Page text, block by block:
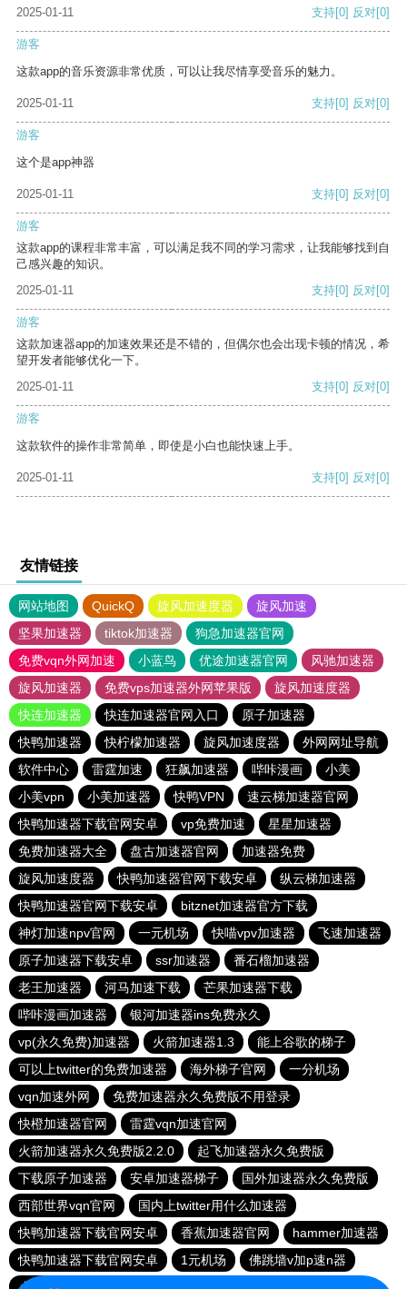
2025-01-11
支持[0] 反对[0]
游客
这款app的音乐资源非常优质，可以让我尽情享受音乐的魅力。
2025-01-11 支持[0] 反对[0]
游客
这个是app神器
2025-01-11 支持[0] 反对[0]
游客
这款app的课程非常丰富，可以满足我不同的学习需求，让我能够找到自
己感兴趣的知识。
2025-01-11
支持[0] 反对[0]
游客
这款加速器app的加速效果还是不错的，但偶尔也会出现卡顿的情况，希
望开发者能够优化一下。
2025-01-11
支持[0] 反对[0]
游客
这款软件的操作非常简单，即使是小白也能快速上手。
2025-01-11 支持[0] 反对[0]
友情链接
网站地图 QuickQ 旋风加速度器
旋风加速
坚果加速器
tiktok加速器
狗急加速器官网
免费vqn外网加速
小蓝鸟 优途加速器官网
风驰加速器
旋风加速器
免费vps加速器外网苹果版
旋风加速度器
快连加速器
快连加速器官网入口
原子加速器
快鸭加速器
快柠檬加速器 旋风加速度器
外网网址导航
软件中心
雷霆加速 狂飙加速器 哔咔漫画
小美
小美vpn
小美加速器 快鸭VPN
速云梯加速器官网
快鸭加速器下载官网安卓
vp免费加速
星星加速器
免费加速器大全
盘古加速器官网
加速器免费
旋风加速度器
快鸭加速器官网下载安卓
纵云梯加速器
快鸭加速器官网下载安卓
bitznet加速器官方下载
神灯加速npv官网
一元机场 快喵vpv加速器
飞速加速器
原子加速器下载安卓
ssr加速器
番石榴加速器
老王加速器
河马加速下载
芒果加速器下载
哔咔漫画加速器
银河加速器ins免费永久
vp(永久免费)加速器
火箭加速器1.3
能上谷歌的梯子
可以上twitter的免费加速器
海外梯子官网
一分机场
vqn加速外网
免费加速器永久免费版不用登录
快橙加速器官网
雷霆vqn加速官网
火箭加速器永久免费版2.2.0
起飞加速器永久免费版
下载原子加速器
安卓加速器梯子
国外加速器永久免费版
西部世界vqn官网
国内上twitter用什么加速器
快鸭加速器下载官网安卓
香蕉加速器官网
hammer加速器
快鸭加速器下载官网安卓
1元机场
佛跳墙v加p速n器